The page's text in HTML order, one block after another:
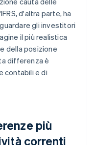
d'altra parte, ha
gli investitori
il più realistica
della posizione
differenza è
contabili e di
più
correnti